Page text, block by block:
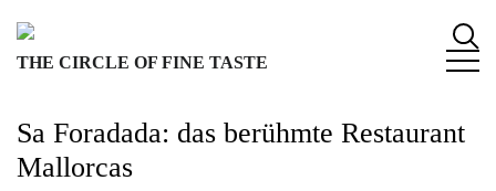
THE CIRCLE OF FINE TASTE
Sa Foradada: das berühmte Restaurant
Mallorcas